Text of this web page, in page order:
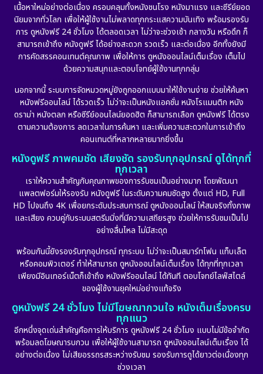
เนื้อหาใหม่อย่างต่อเนื่อง ครอบคลุมทั้งหนังชนโรง หนังมาแรง และซีรีย์ยอด
นิยมจากทั่วโลก เพื่อให้ผู้ใช้งานไม่พลาดทุกกระแสความบันเทิง พร้อมรองรับ
การ ดูหนังฟรี 24 ชั่วโมง ได้ตลอดเวลา ไม่ว่าจะช่วงเช้า กลางวัน หรือดึก ก็
สามารถเข้าถึง หนังดูฟรี ได้อย่างสะดวก รวดเร็ว และต่อเนื่อง อีกทั้งยังมี
การคัดสรรคอนเทนต์คุณภาพ เพื่อให้การ ดูหนังออนไลน์เต็มเรื่อง เต็มไป
ด้วยความสนุกและตอบโจทย์ผู้ใช้งานทุกกลุ่ม
นอกจากนี้ ระบบการจัดหมวดหมู่ยังถูกออกแบบมาให้ใช้งานง่าย ช่วยให้ค้นหา
หนังฟรีออนไลน์ ได้รวดเร็ว ไม่ว่าจะเป็นหนังแอคชั่น หนังโรแมนติก หนัง
ดราม่า หนังตลก หรือซีรีย์ออนไลน์ยอดฮิต ก็สามารถเลือก ดูหนังฟรี ได้ตรง
ตามความต้องการ ลดเวลาในการค้นหา และเพิ่มความสะดวกในการเข้าถึง
คอนเทนต์ที่หลากหลายมากยิ่งขึ้น
หนังดูฟรี ภาพคมชัด เสียงชัด รองรับทุกอุปกรณ์ ดูได้ทุกที่
ทุกเวลา
เราให้ความสำคัญกับคุณภาพของการรับชมเป็นอย่างมาก โดยพัฒนา
แพลตฟอร์มให้รองรับ หนังดูฟรี ในระดับความคมชัดสูง ตั้งแต่ HD, Full
HD ไปจนถึง 4K เพื่อยกระดับประสบการณ์ ดูหนังออนไลน์ ให้สมจริงทั้งภาพ
และเสียง ควบคู่กับระบบสตรีมมิ่งที่มีความเสถียรสูง ช่วยให้การรับชมเป็นไป
อย่างลื่นไหล ไม่มีสะดุด
พร้อมกันนี้ยังรองรับทุกอุปกรณ์ ทุกระบบ ไม่ว่าจะเป็นสมาร์ทโฟน แท็บเล็ต
หรือคอมพิวเตอร์ ทำให้สามารถ ดูหนังออนไลน์เต็มเรื่อง ได้ทุกที่ทุกเวลา
เพียงมีอินเทอร์เน็ตก็เข้าถึง หนังฟรีออนไลน์ ได้ทันที ตอบโจทย์ไลฟ์สไตล์
ของผู้ใช้งานยุคใหม่อย่างแท้จริง
ดูหนังฟรี 24 ชั่วโมง ไม่มีโฆษณากวนใจ หนังเต็มเรื่องครบ
ทุกแนว
อีกหนึ่งจุดเด่นสำคัญคือการให้บริการ ดูหนังฟรี 24 ชั่วโมง แบบไม่มีข้อจำกัด
พร้อมลดโฆษณารบกวน เพื่อให้ผู้ใช้งานสามารถ ดูหนังออนไลน์เต็มเรื่อง ได้
อย่างต่อเนื่อง ไม่เสียอรรถรสระหว่างรับชม รองรับการดูได้ยาวต่อเนื่องทุก
ช่วงเวลา